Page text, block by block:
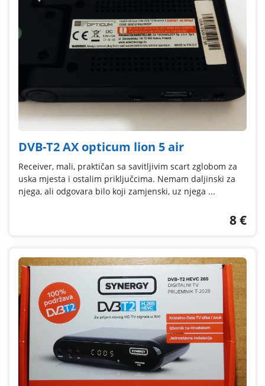
DVB-T2 AX opticum lion 5 air
Receiver, mali, praktičan sa savitljivim scart zglobom za
uska mjesta i ostalim priključcima. Nemam daljinski za
njega, ali odgovara bilo koji zamjenski, uz njega ...
8 €